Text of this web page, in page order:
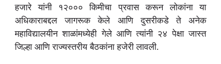
हजारे यांनी १२००० किमीचा प्रवास करून लोकांना या
अधिकाराबद्दल जागरूक केले आणि दुसरीकडे ते अनेक
महाविद्यालयीन शाळांमध्येही गेले आणि त्यांनी २४ पेक्षा जास्त
जिल्हा आणि राज्यस्तरीय बैठकांना हजेरी लावली.